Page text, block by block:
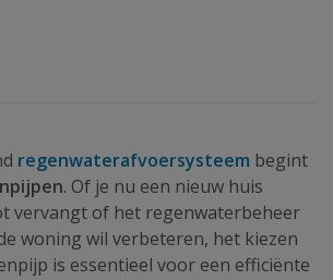
regenwaterafvoersysteem begint
. Of je nu een nieuw huis
vervangt of het regenwaterbeheer
woning wil verbeteren, het kiezen
is essentieel voor een efficiënte